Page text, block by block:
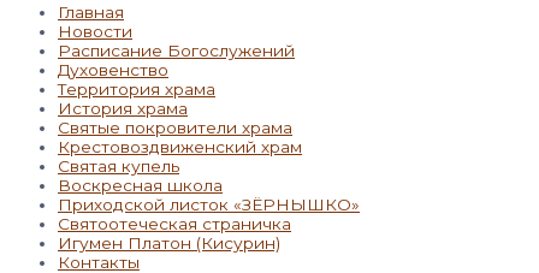
Главная
Новости
Расписание Богослужений
Духовенство
Территория храма
История храма
Святые покровители храма
Крестовоздвиженский храм
Святая купель
Воскресная школа
Приходской листок «ЗЁРНЫШКО»
Святоотеческая страничка
Игумен Платон (Кисурин)
Контакты